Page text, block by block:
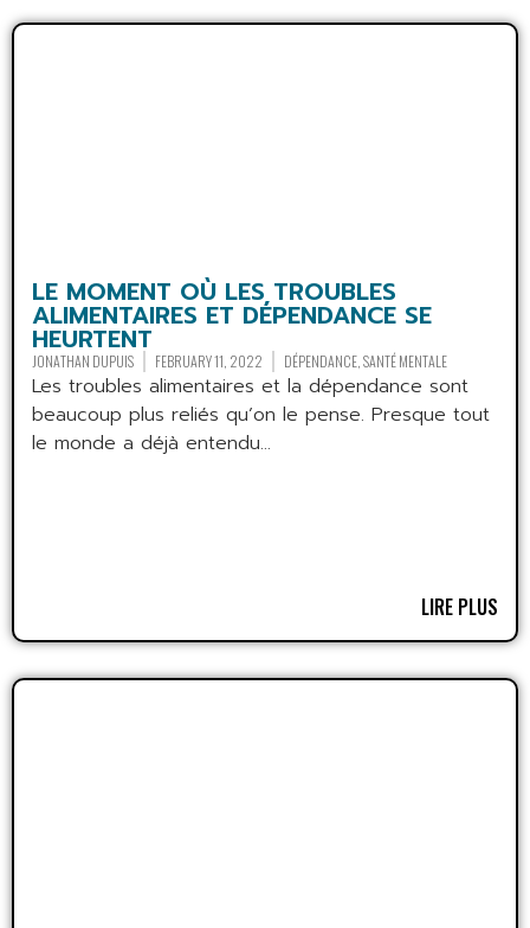
LE MOMENT OÙ LES TROUBLES
ALIMENTAIRES ET DÉPENDANCE SE
HEURTENT
JONATHAN DUPUIS FEBRUARY 11, 2022 DÉPENDANCE SANTÉ MENTALE
Les troubles alimentaires et la dépendance sont
beaucoup plus reliés qu’on le pense. Presque tout
le monde a déjà entendu...
LIRE PLUS